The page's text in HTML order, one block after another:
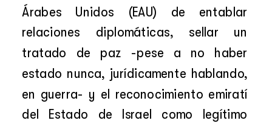
Árabes Unidos (EAU) de entablar
relaciones diplomáticas, sellar un
tratado de paz -pese a no haber
estado nunca, jurídicamente hablando,
en guerra- y el reconocimiento emiratí
del Estado de Israel como legítimo